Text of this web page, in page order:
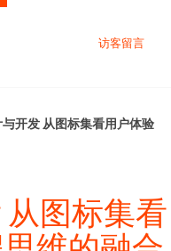
访客留言
开发 从图标集看用户体验
图标集看